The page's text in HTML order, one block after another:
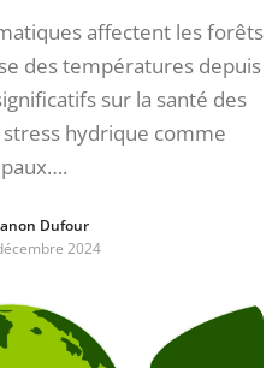
affectent les forêts
des températures depuis
sur la santé des
hydrique comme
Dufour
2024